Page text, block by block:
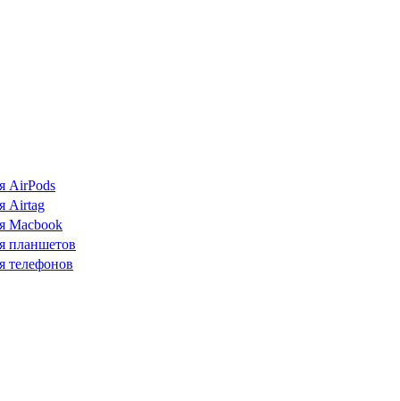
AirPods
Airtag
Macbook
планшетов
телефонов